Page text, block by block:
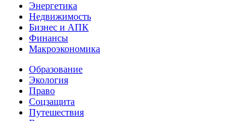
Энергетика
Недвижимость
Бизнес и АПК
Финансы
Макроэкономика
Образование
Экология
Право
Соцзащита
Путешествия